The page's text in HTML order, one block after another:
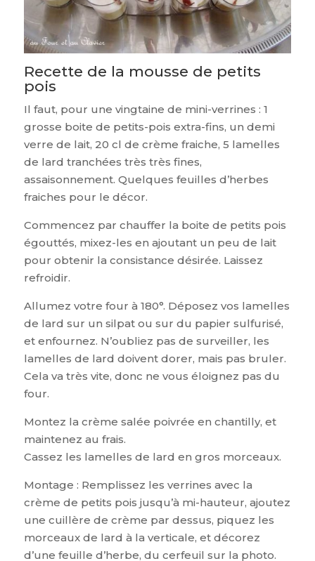
Recette de la mousse de petits
pois
Il faut, pour une vingtaine de mini-verrines : 1
grosse boite de petits-pois extra-fins, un demi
verre de lait, 20 cl de crème fraiche, 5 lamelles
de lard tranchées très très fines,
assaisonnement. Quelques feuilles d’herbes
fraiches pour le décor.
Commencez par chauffer la boite de petits pois
égouttés, mixez-les en ajoutant un peu de lait
pour obtenir la consistance désirée. Laissez
refroidir.
Allumez votre four à 180°. Déposez vos lamelles
de lard sur un silpat ou sur du papier sulfurisé,
et enfournez. N’oubliez pas de surveiller, les
lamelles de lard doivent dorer, mais pas bruler.
Cela va très vite, donc ne vous éloignez pas du
four.
Montez la crème salée poivrée en chantilly, et
maintenez au frais.
Cassez les lamelles de lard en gros morceaux.
Montage : Remplissez les verrines avec la
crème de petits pois jusqu’à mi-hauteur, ajoutez
une cuillère de crème par dessus, piquez les
morceaux de lard à la verticale, et décorez
d’une feuille d’herbe, du cerfeuil sur la photo.